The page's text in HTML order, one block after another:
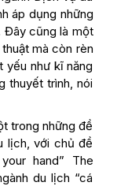
áp dụng những
Đây cũng là một
mà còn rèn
yếu như kĩ năng
thuyết trình, nói
trong những đề
lịch, với chủ đề
hand” The
du lịch “cá